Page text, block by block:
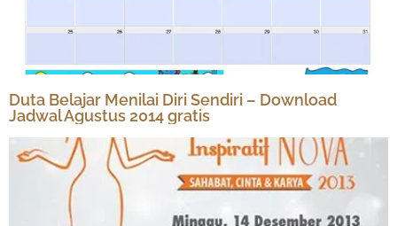
Duta Belajar Menilai Diri Sendiri – Download
Jadwal Agustus 2014 gratis